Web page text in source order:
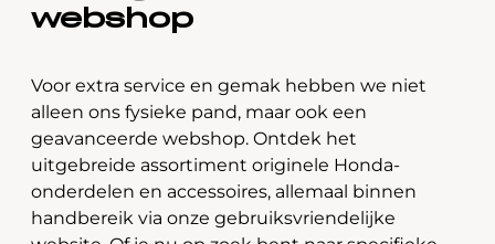
webshop
Voor extra service en gemak hebben we niet
alleen ons fysieke pand, maar ook een
geavanceerde webshop. Ontdek het
uitgebreide assortiment originele Honda-
onderdelen en accessoires, allemaal binnen
handbereik via onze gebruiksvriendelijke